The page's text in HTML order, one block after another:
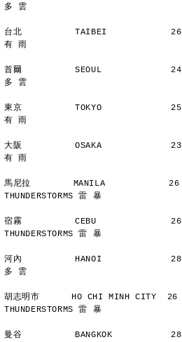
多 雲
台北          TAIBEI
有 雨
首爾          SEOUL             24
多 雲
東京          TOKYO
有 雨
大阪          OSAKA
有 雨
馬尼拉        MANILA
THUNDERSTORMS 雷 暴
宿霧          CEBU
THUNDERSTORMS 雷 暴
河內          HANOI             28
多 雲
胡志明市      HO CHI MINH CITY
THUNDERSTORMS 雷 暴
曼谷          BANGKOK